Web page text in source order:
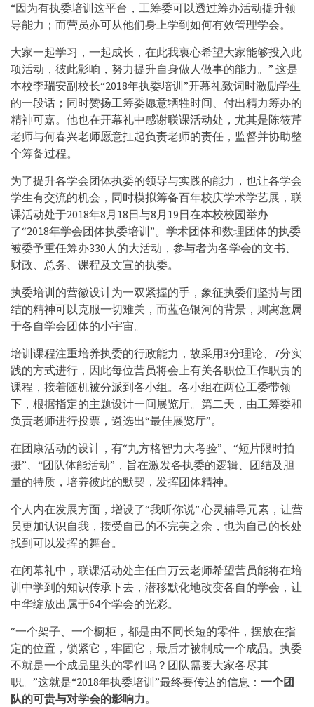
“因为有执委培训这平台，工筹委可以透过筹办活动提升领
导能力；而营员亦可从他们身上学到如何有效管理学会。
大家一起学习，一起成长，在此我衷心希望大家能够投入此
项活动，彼此影响，努力提升自身做人做事的能力。” 这是
本校李瑞安副校长“2018年执委培训”开幕礼致词时激励学生
的一段话；同时赞扬工筹委愿意牺牲时间、付出精力筹办的
精神可嘉。他也在开幕礼中感谢联课活动处，尤其是陈筱芹
老师与何春兴老师愿意扛起负责老师的责任，监督并协助整
个筹备过程。
为了提升各学会团体执委的领导与实践的能力，也让各学会
学生有交流的机会，同时模拟筹备百年校庆学术学艺展，联
课活动处于2018年8月18日与8月19日在本校校园举办
了“2018年学会团体执委培训”。学术团体和数理团体的执委
被委予重任筹办330人的大活动，参与者为各学会的文书、
财政、总务、课程及文宣的执委。
执委培训的营徽设计为一双紧握的手，象征执委们坚持与团
结的精神可以克服一切难关，而蓝色银河的背景，则寓意属
于各自学会团体的小宇宙。
培训课程注重培养执委的行政能力，故采用3分理论、7分实
践的方式进行，因此每位营员将会上有关各职位工作职责的
课程，接着随机被分派到各小组。各小组在两位工委带领
下，根据指定的主题设计一间展览厅。第二天，由工筹委和
负责老师进行投票，遴选出“最佳展览厅”。
在团康活动的设计，有“九方格智力大考验”、“短片限时拍
摄”、“团队体能活动”，旨在激发各执委的逻辑、团结及胆
量的特质，培养彼此的默契，发挥团体精神。
个人内在发展方面，增设了“我听你说” 心灵辅导元素，让营
员更加认识自我，接受自己的不完美之余，也为自己的长处
找到可以发挥的舞台。
在闭幕礼中，联课活动处主任白万云老师希望营员能将在培
训中学到的知识传承下去，潜移默化地改变各自的学会，让
中华绽放出属于64个学会的光彩。
“一个架子、一个橱柜，都是由不同长短的零件，摆放在指
定的位置，锁紧它，牢固它，最后才被制成一个成品。执委
不就是一个成品里头的零件吗？团队需要大家各尽其
职。”这就是“2018年执委培训”最终要传达的信息： 一个团
队的可贵与对学会的影响力。